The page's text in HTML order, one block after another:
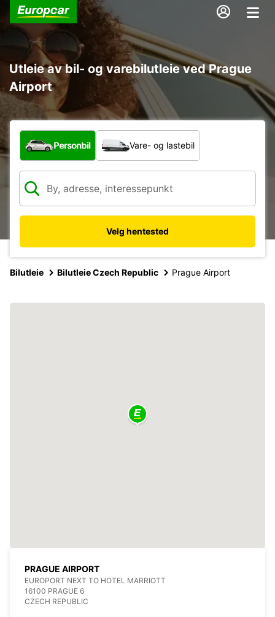
Utleie av bil- og varebilutleie ved Prague
Airport
Hvilken type bil?
Personbil Vare- og lastebil
Velg hentested
Bilutleie Bilutleie Czech Republic Prague Airport
PRAGUE AIRPORT
EUROPORT NEXT TO HOTEL MARRIOTT
16100 PRAGUE 6
CZECH REPUBLIC